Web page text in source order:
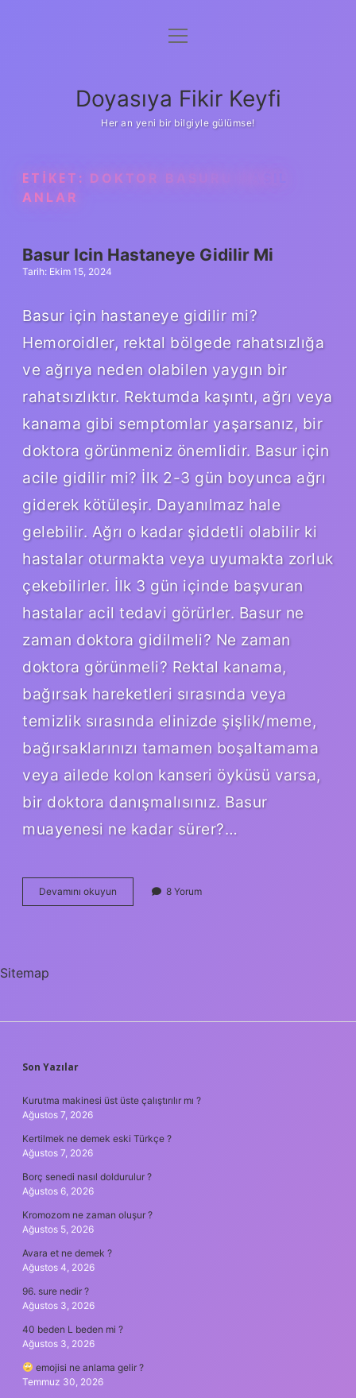
Anasayfa
Yasal Uyarı
menüyü
Doyasıya Fikir Keyfi
Her an yeni bir bilgiyle gülümse!
ETIKET: DOKTOR BASURU NASIL
ANLAR
Basur Icin Hastaneye Gidilir Mi
Tarih: Ekim 15, 2024
Basur için hastaneye gidilir mi?
Hemoroidler, rektal bölgede rahatsızlığa
ve ağrıya neden olabilen yaygın bir
rahatsızlıktır. Rektumda kaşıntı, ağrı veya
kanama gibi semptomlar yaşarsanız, bir
doktora görünmeniz önemlidir. Basur için
acile gidilir mi? İlk 2-3 gün boyunca ağrı
giderek kötüleşir. Dayanılmaz hale
gelebilir. Ağrı o kadar şiddetli olabilir ki
hastalar oturmakta veya uyumakta zorluk
çekebilirler. İlk 3 gün içinde başvuran
hastalar acil tedavi görürler. Basur ne
zaman doktora gidilmeli? Ne zaman
doktora görünmeli? Rektal kanama,
bağırsak hareketleri sırasında veya
temizlik sırasında elinizde şişlik/meme,
bağırsaklarınızı tamamen boşaltamama
veya ailede kolon kanseri öyküsü varsa,
bir doktora danışmalısınız. Basur
muayenesi ne kadar sürer?…
Devamını okuyun
Icin
8 Yorum
Sitemap
SIDEBAR
Son Yazılar
Kurutma makinesi üst üste çalıştırılır mı ?
Ağustos 7, 2026
Kertilmek ne demek eski Türkçe ?
Ağustos 7, 2026
Borç senedi nasıl doldurulur ?
Ağustos 6, 2026
Kromozom ne zaman oluşur ?
Ağustos 5, 2026
Avara et ne demek ?
Ağustos 4, 2026
96. sure nedir ?
Ağustos 3, 2026
40 beden L beden mi ?
Ağustos 3, 2026
emojisi ne anlama gelir ?
Temmuz 30, 2026